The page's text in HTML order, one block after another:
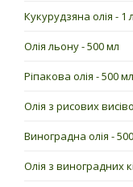
Кукурудзяна олія - 1
Олія льону - 500 мл
Ріпакова олія - 500 мл
Олія з рисових
Виноградна олія -
Олія з виноградних